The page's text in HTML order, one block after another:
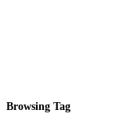
Browsing Tag